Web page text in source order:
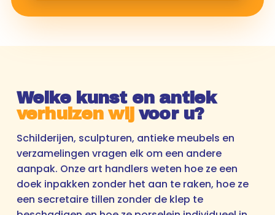
Welke kunst en antiek
verhuizen wij
voor u?
Schilderijen, sculpturen, antieke meubels en
verzamelingen vragen elk om een andere
aanpak. Onze art handlers weten hoe ze een
doek inpakken zonder het aan te raken, hoe ze
een secretaire tillen zonder de klep te